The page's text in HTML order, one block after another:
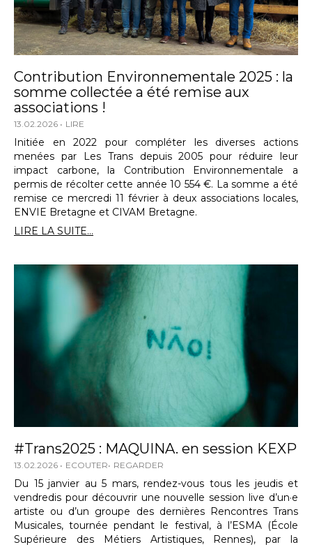
Contribution Environnementale 2025 : la
somme collectée a été remise aux
associations !
13.02.2026 LIRE
Initiée en 2022 pour compléter les diverses actions
menées par Les Trans depuis 2005 pour réduire leur
impact carbone, la Contribution Environnementale a
permis de récolter cette année 10 554 €. La somme a été
remise ce mercredi 11 février à deux associations locales,
ENVIE Bretagne et CIVAM Bretagne.
LIRE LA SUITE...
#Trans2025 : MAQUINA. en session KEXP
13.02.2026 ECOUTER REGARDER
Du 15 janvier au 5 mars, rendez-vous tous les jeudis et
vendredis pour découvrir une nouvelle session live d’un·e
artiste ou d’un groupe des dernières Rencontres Trans
Musicales, tournée pendant le festival, à l’ESMA (École
Supérieure des Métiers Artistiques, Rennes), par la